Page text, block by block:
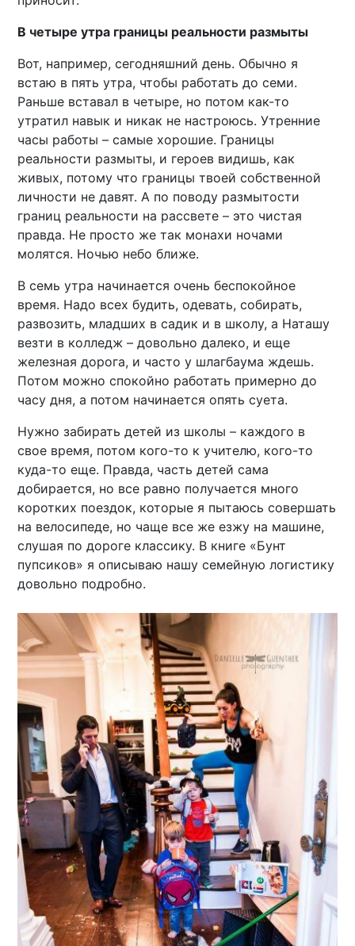
В четыре утра границы реальности размыты
Вот, например, сегодняшний день. Обычно я
встаю в пять утра, чтобы работать до семи.
Раньше вставал в четыре, но потом как-то
утратил навык и никак не настроюсь. Утренние
часы работы – самые хорошие. Границы
реальности размыты, и героев видишь, как
живых, потому что границы твоей собственной
личности не давят. А по поводу размытости
границ реальности на рассвете – это чистая
правда. Не просто же так монахи ночами
молятся. Ночью небо ближе.
В семь утра начинается очень беспокойное
время. Надо всех будить, одевать, собирать,
развозить, младших в садик и в школу, а Наташу
везти в колледж – довольно далеко, и еще
железная дорога, и часто у шлагбаума ждешь.
Потом можно спокойно работать примерно до
часу дня, а потом начинается опять суета.
Нужно забирать детей из школы – каждого в
свое время, потом кого-то к учителю, кого-то
куда-то еще. Правда, часть детей сама
добирается, но все равно получается много
коротких поездок, которые я пытаюсь совершать
на велосипеде, но чаще все же езжу на машине,
слушая по дороге классику. В книге «Бунт
пупсиков» я описываю нашу семейную логистику
довольно подробно.